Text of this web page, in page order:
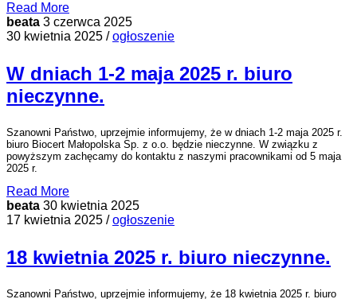
Read More
beata 3 czerwca 2025
30 kwietnia 2025 /ogłoszenie
W dniach 1-2 maja 2025 r. biuro
nieczynne.
Szanowni Państwo, uprzejmie informujemy, że w dniach 1-2 maja 2025 r.
biuro Biocert Małopolska Sp. z o.o. będzie nieczynne. W związku z
powyższym zachęcamy do kontaktu z naszymi pracownikami od 5 maja
2025 r.
Read More
beata 30 kwietnia 2025
17 kwietnia 2025 /ogłoszenie
18 kwietnia 2025 r. biuro nieczynne.
Szanowni Państwo, uprzejmie informujemy, że 18 kwietnia 2025 r. biuro